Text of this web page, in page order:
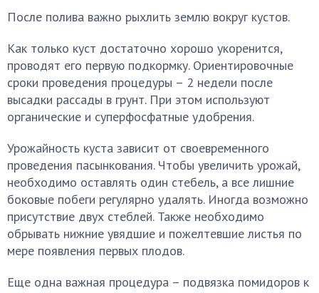
После полива важно рыхлить землю вокруг кустов.
Как только куст достаточно хорошо укоренится,
проводят его первую подкормку. Ориентировочные
сроки проведения процедуры – 2 недели после
высадки рассады в грунт. При этом используют
органические и суперфосфатные удобрения.
Урожайность куста зависит от своевременного
проведения пасынкования. Чтобы увеличить урожай,
необходимо оставлять один стебель, а все лишние
боковые побеги регулярно удалять. Иногда возможно
присутствие двух стеблей. Также необходимо
обрывать нижние увядшие и пожелтевшие листья по
мере появления первых плодов.
Еще одна важная процедура – подвязка помидоров к